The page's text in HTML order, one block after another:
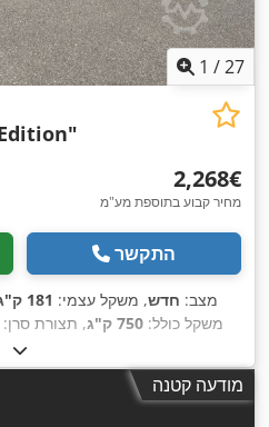
1 /27
‏2,268 ‏€
מחיר קבוע בתוספת מע"מ
התקשר
מצב: חדש, משקל עצמי: 181 ק"ג
משקל כולל: 750 ק"ג , תצורת סרן:
, אורך אזור הטעינה:
950 מ"מ
, אורך כולל:3,310 מ"מ ,
, מהירות מרבית:
מודעה קטנה